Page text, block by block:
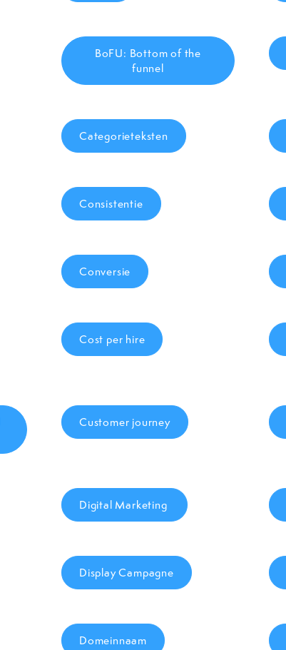
BoFU: Bottom of the
funnel
Categorieteksten
Consistentie
Conversie
Cost per hire
Customer journey
Digital Marketing
Display Campagne
Domeinnaam